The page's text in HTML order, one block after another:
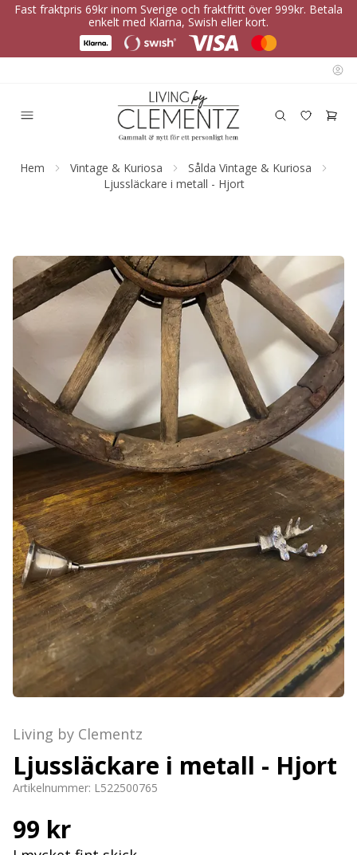
Fast fraktpris 69kr inom Sverige och fraktfritt över 999kr. Betala
enkelt med Klarna, Swish eller kort.
Hem Vintage & Kuriosa
Sålda Vintage & Kuriosa
Ljussläckare i metall - Hjort
Living by Clementz
Ljussläckare i metall - Hjort
Artikelnummer: L522500765
99 kr